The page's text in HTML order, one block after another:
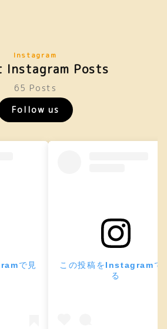
Instagram
Instagram Posts
65 Posts
Follow us
で見
この投稿をInstagramで
る